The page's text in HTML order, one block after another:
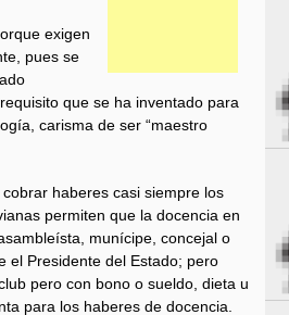
exigen
pues se
que se ha inventado para
carisma de ser “maestro
haberes casi siempre los
permiten que la docencia en
munícipe, concejal o
el Presidente del Estado; pero
pero con bono o sueldo, dieta u
para los haberes de docencia.